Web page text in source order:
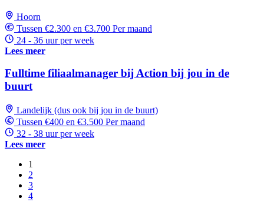
Hoorn
Tussen €2.300 en €3.700 Per maand
24 - 36 uur per week
Lees meer
Fulltime filiaalmanager bij Action bij jou in de
buurt
Landelijk (dus ook bij jou in de buurt)
Tussen €400 en €3.500 Per maand
32 - 38 uur per week
Lees meer
1
2
3
4